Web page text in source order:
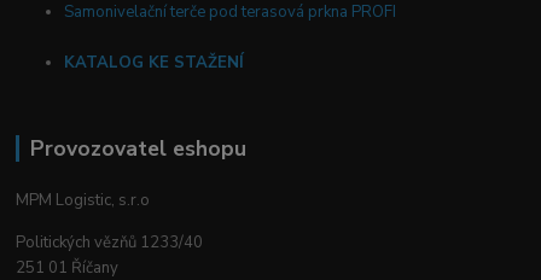
Samonivelační terče pod terasová prkna PROFI
KATALOG KE STAŽENÍ
Provozovatel eshopu
MPM Logistic, s.r.o
Politických vězňů 1233/40
251 01 Říčany